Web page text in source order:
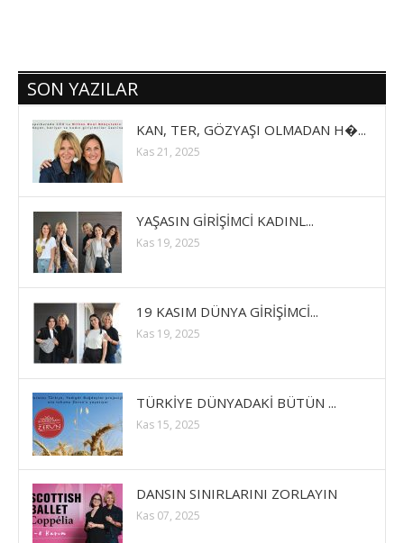
SON YAZILAR
KAN, TER, GÖZYAŞI OLMADAN H�...
Kas 21, 2025
YAŞASIN GİRİŞİMCİ KADINL...
Kas 19, 2025
19 KASIM DÜNYA GİRİŞİMCİ...
Kas 19, 2025
TÜRKİYE DÜNYADAKİ BÜTÜN ...
Kas 15, 2025
DANSIN SINIRLARINI ZORLAYIN
Kas 07, 2025